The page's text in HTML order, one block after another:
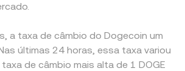
a taxa de câmbio do Dogecoin um
últimas 24 horas, essa taxa variou
de câmbio mais alta de 1 DOGE